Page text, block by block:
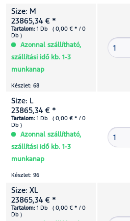
Size: M
23865,34 € *
Tartalom: 1 Db ( 0,00 € * / 0
Db )
Azonnal szállítható,
szállítási idő kb. 1-3
munkanap
Készlet: 68
Size: L
23865,34 € *
Tartalom: 1 Db ( 0,00 € * / 0
Db )
Azonnal szállítható,
szállítási idő kb. 1-3
munkanap
Készlet: 96
Size: XL
23865,34 € *
Tartalom: 1 Db ( 0,00 € * / 0
Db )